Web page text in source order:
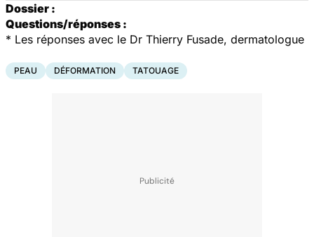
Dossier :
Questions/réponses :
* Les réponses avec le Dr Thierry Fusade, dermatologue
PEAU DÉFORMATION TATOUAGE